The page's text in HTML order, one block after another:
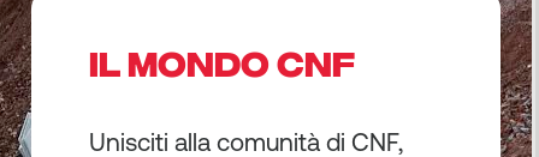
IL MONDO CNF
Unisciti alla comunità di CNF,